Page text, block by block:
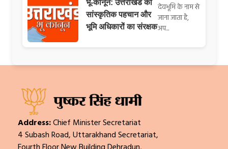
भू-कानून: उत्तराखंड की
सांस्कृतिक पहचान और
भूमि अधिकारों का संरक्षक
देवभूमि के नाम से
जाना जाता है,
अप...
Address:Chief Minister Secretariat
4 Subash Road, Uttarakhand Secretariat,